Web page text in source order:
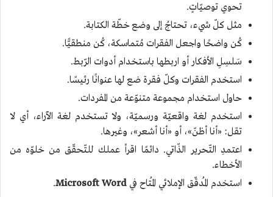
تحوي توصيّاتٍ.
مثل كلّ شيء، تحتاجُ إلى وضع خطّة الكتابة.
كُن واضحًا واجعل الفقرات مُتماسكة، كُن منطقيًّا.
سَلسِلِ الأفكار أو اربطها باستخدام أدوات الرّبط.
استخدم الفقرات وكلّ فقرة ضع لها عنوانًا رئيسًا.
حاول استخدام مجموعة متنوّعة من المفردات.
استخدم لغة واقعيّة ورسميّة، ولا تستخدم لغة الآراء، أي لا
تقل: «أنا أظنّ»، أو «أنا أشعر»، وغيرها.
اعتمدِ التّحرير الذّاتي. دائمًا اقرأ عملك للتّحقّق من خلوّه من
الأخطاء.
استخدم المُدقّق الإملائي المُتاح في
.